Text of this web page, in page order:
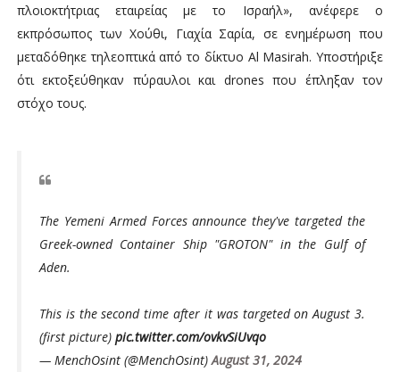
πλοιοκτήτριας εταιρείας με το Ισραήλ», ανέφερε ο
εκπρόσωπος των Χούθι, Γιαχία Σαρία, σε ενημέρωση που
μεταδόθηκε τηλεοπτικά από το δίκτυο Al Masirah. Υποστήριξε
ότι εκτοξεύθηκαν πύραυλοι και drones που έπληξαν τον
στόχο τους.
The Yemeni Armed Forces announce they've targeted the
Greek-owned Container Ship "GROTON" in the Gulf of
Aden.
This is the second time after it was targeted on August 3.
(first picture) pic.twitter.com/ovkvSiUvqo
— MenchOsint (@MenchOsint) August 31, 2024